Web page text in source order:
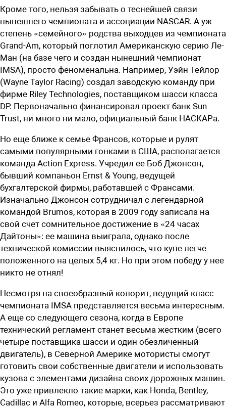
Кроме того, нельзя забывать о теснейшей связи
нынешнего чемпионата и ассоциации NASCAR. А уж
степень «семейного» родства выходцев из чемпионата
Grand-Am, который поглотил Американскую серию Ле-
Ман (на базе чего и создан нынешний чемпионат
IMSA), просто феноменальна. Например, Уэйн Тейлор
(Wayne Taylor Racing) создал заводскую команду при
фирме Riley Technologies, поставщиком шасси класса
DP. Первоначально финансировал проект банк Sun
Trust, ни много ни мало, официальный банк НАСКАРа.
Но еще ближе к семье Франсов, которые и рулят
самыми популярными гонками в США, располагается
команда Action Express. Учредил ее Боб Джонсон,
бывший компаньон Ernst & Young, ведущей
бухгалтерской фирмы, работавшей с Франсами.
Изначально Джонсон сотрудничал с легендарной
командой Brumos, которая в 2009 году записала на
свой счет сомнительное достижение в «24 часах
Дайтоны»: ее машина выиграла, однако после
технической комиссии выяснилось, что купе легче
положенного на целых 5,4 кг. Но при этом победу у нее
никто не отнял!
Несмотря на своеобразный колорит, ведущий класс
чемпионата IMSA представляется весьма интересным.
А еще со следующего сезона, когда в Европе
технический регламент станет весьма жестким (всего
четыре поставщика шасси и один обезличенный
двигатель), в Северной Америке мотористы смогут
готовить свои собственные двигатели и использовать
кузова с элементами дизайна своих дорожных машин.
Это уже привлекло такие марки, как Honda, Bentley,
Cadillac и Alfa Romeo, которые, всерьез рассматривают